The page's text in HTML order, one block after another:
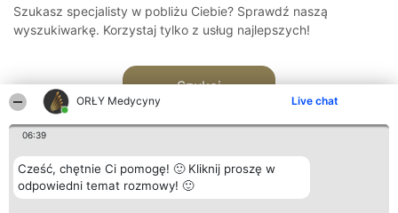
ORŁY Medycyny Live chat
06:39
Cześć, chętnie Ci pomogę! 🙂 Kliknij proszę w
odpowiedni temat rozmowy! 🙂
Szukasz specjalisty w pobliżu Ciebie? Sprawdź naszą
wyszukiwarkę. Korzystaj tylko z usług najlepszych!
Szukaj